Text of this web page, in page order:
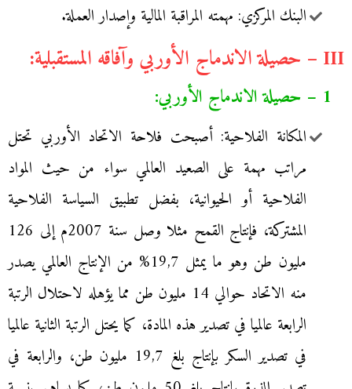
البنك المركزي: مهمته المراقبة المالية وإصدار العملة.
III – حصيلة الاندماج الأوربي وآفاقه المستقبلية:
1 – حصيلة الاندماج الأوربي:
المكانة الفلاحية: أصبحت فلاحة الاتحاد الأوربي تحتل
مراتب مهمة على الصعيد العالمي سواء من حيث المواد
الفلاحية أو الحيوانية، بفضل تطبيق السياسة الفلاحية
المشتركة، فإنتاج القمح مثلا وصل سنة 2007م إلى 126
مليون طن وهو ما يمثل 19,7% من الإنتاج العالمي يصدر
منه الاتحاد حوالي 14 مليون طن مما يؤهله لاحتلال الرتبة
الرابعة عالميا في تصدير هذه المادة، كما يحتل الرتبة الثانية عالميا
في تصدير السكر بإنتاج بلغ 19,7 مليون طن، والرابعة في